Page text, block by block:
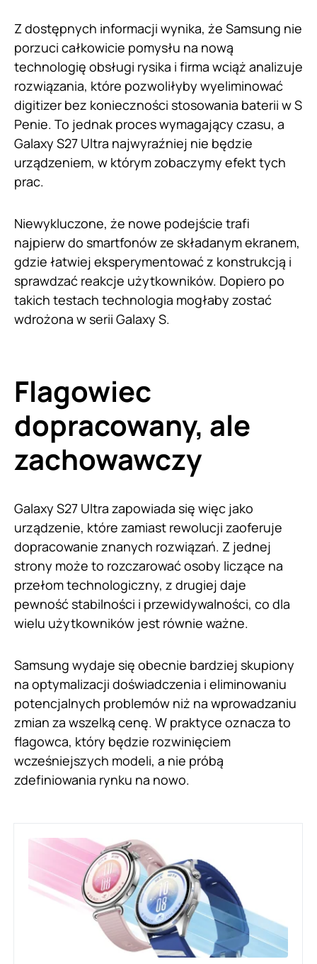
Z dostępnych informacji wynika, że Samsung nie
porzuci całkowicie pomysłu na nową
technologię obsługi rysika i firma wciąż analizuje
rozwiązania, które pozwoliłyby wyeliminować
digitizer bez konieczności stosowania baterii w S
Penie. To jednak proces wymagający czasu, a
Galaxy S27 Ultra najwyraźniej nie będzie
urządzeniem, w którym zobaczymy efekt tych
prac.
Niewykluczone, że nowe podejście trafi
najpierw do smartfonów ze składanym ekranem,
gdzie łatwiej eksperymentować z konstrukcją i
sprawdzać reakcje użytkowników. Dopiero po
takich testach technologia mogłaby zostać
wdrożona w serii Galaxy S.
Flagowiec
dopracowany, ale
zachowawczy
Galaxy S27 Ultra zapowiada się więc jako
urządzenie, które zamiast rewolucji zaoferuje
dopracowanie znanych rozwiązań. Z jednej
strony może to rozczarować osoby liczące na
przełom technologiczny, z drugiej daje
pewność stabilności i przewidywalności, co dla
wielu użytkowników jest równie ważne.
Samsung wydaje się obecnie bardziej skupiony
na optymalizacji doświadczenia i eliminowaniu
potencjalnych problemów niż na wprowadzaniu
zmian za wszelką cenę. W praktyce oznacza to
flagowca, który będzie rozwinięciem
wcześniejszych modeli, a nie próbą
zdefiniowania rynku na nowo.